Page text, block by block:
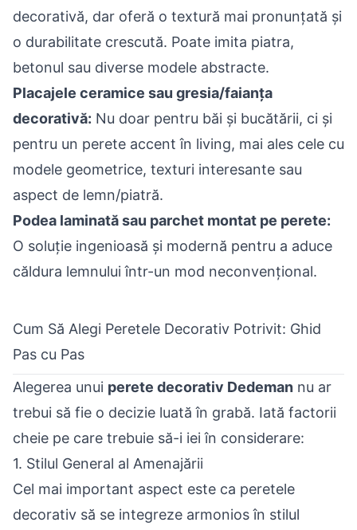
decorativă, dar oferă o textură mai pronunțată și
o durabilitate crescută. Poate imita piatra,
betonul sau diverse modele abstracte.
Placajele ceramice sau gresia/faianța
decorativă: Nu doar pentru băi și bucătării, ci și
pentru un perete accent în living, mai ales cele cu
modele geometrice, texturi interesante sau
aspect de lemn/piatră.
Podea laminată sau parchet montat pe perete:
O soluție ingenioasă și modernă pentru a aduce
căldura lemnului într-un mod neconvențional.
Cum Să Alegi Peretele Decorativ Potrivit: Ghid
Pas cu Pas
Alegerea unui perete decorativ Dedeman nu ar
trebui să fie o decizie luată în grabă. Iată factorii
cheie pe care trebuie să-i iei în considerare:
1. Stilul General al Amenajării
Cel mai important aspect este ca peretele
decorativ să se integreze armonios în stilul